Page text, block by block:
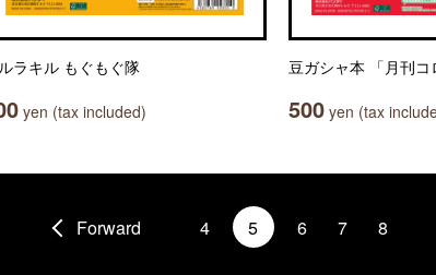
ラキル もぐもぐ隊
yen (tax included)
豆ガシャ本 「月刊コ
500 yen (tax
Forward 4 5 6 7 8